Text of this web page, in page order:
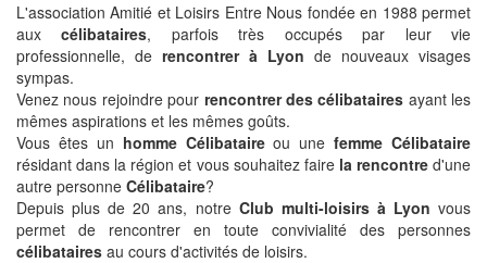
L'association Amitié et Loisirs Entre Nous fondée en 1988 permet
auxcélibataires, parfois très occupés par leur vie
professionnelle, de rencontrer à Lyon de nouveaux visages
sympas.
Venez nous rejoindre pour rencontrer des célibataires ayant les
mêmes aspirations et les mêmes goûts.
Vous êtes un homme Célibataireou unefemme Célibataire
résidant dans la région et vous souhaitez faire la rencontred'une
autre personne Célibataire?
Depuis plus de 20 ans, notre Club multi-loisirs à Lyon vous
permet de rencontrer en toute convivialité des personnes
célibataires au cours d'activités de loisirs.